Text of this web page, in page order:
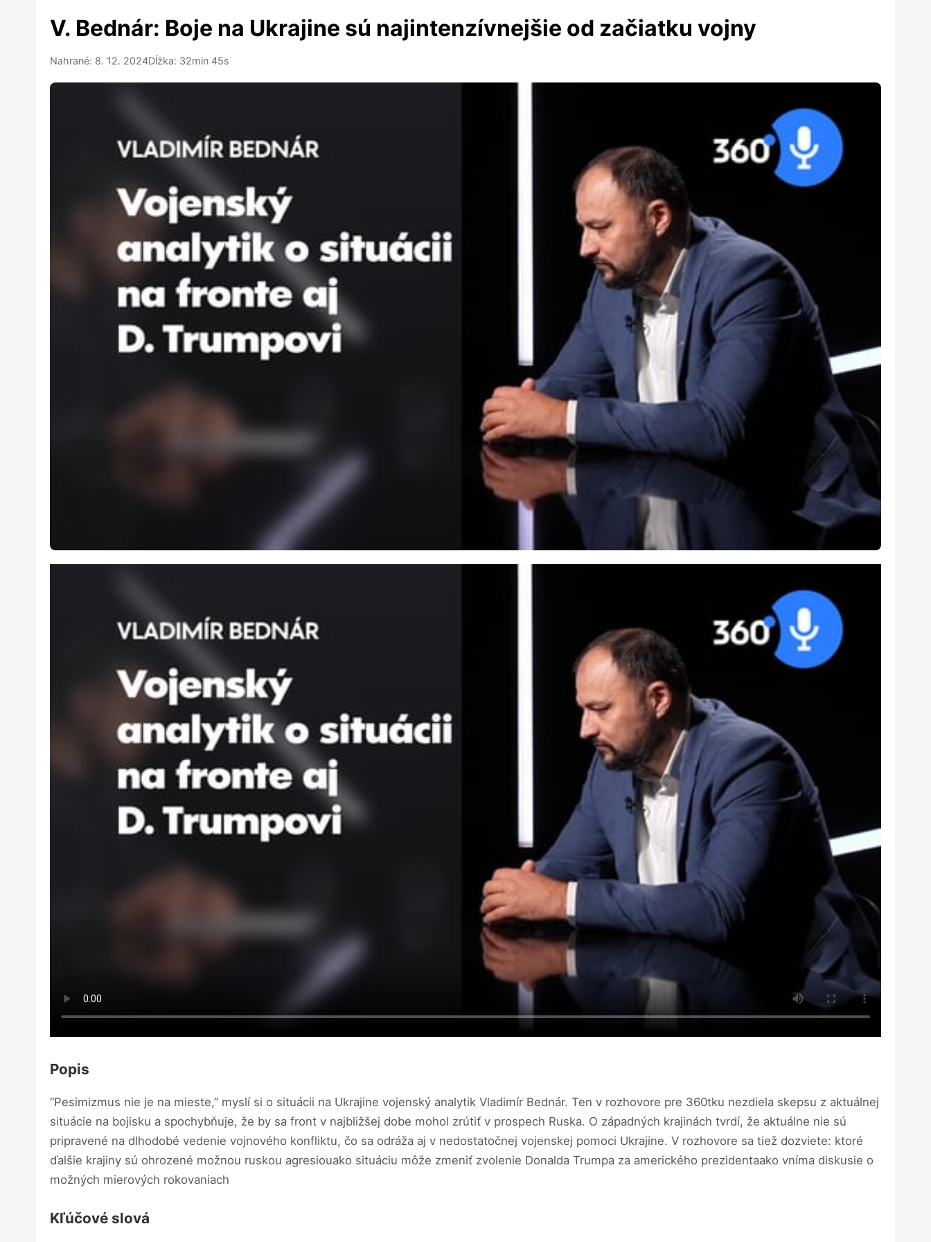
V. Bednár: Boje na Ukrajine sú najintenzívnejšie od začiatku vojny
Nahrané: 8. 12. 2024Dĺžka: 32min 45s
Popis
“Pesimizmus nie je na mieste,” myslí si o situácii na Ukrajine vojenský analytik Vladimír Bednár. Ten v rozhovore pre 360tku nezdiela skepsu z aktuálnej
situácie na bojisku a spochybňuje, že by sa front v najbližšej dobe mohol zrútiť v prospech Ruska. O západných krajinách tvrdí, že aktuálne nie sú
pripravené na dlhodobé vedenie vojnového konfliktu, čo sa odráža aj v nedostatočnej vojenskej pomoci Ukrajine. V rozhovore sa tiež dozviete: ktoré
ďalšie krajiny sú ohrozené možnou ruskou agresiouako situáciu môže zmeniť zvolenie Donalda Trumpa za amerického prezidentaako vníma diskusie o
možných mierových rokovaniach
Kľúčové slová